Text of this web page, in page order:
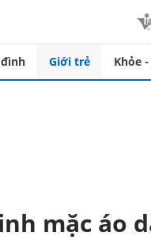
Giới trẻ Khỏe
mặc áo